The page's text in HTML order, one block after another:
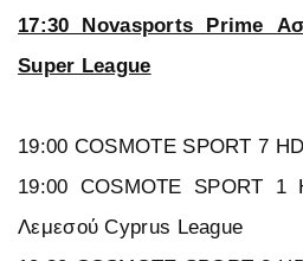
17:30 Novasports Prime
Super League
19:00 COSMOTE SPORT 7
19:00 COSMOTE SPORT
Λεμεσού Cyprus League